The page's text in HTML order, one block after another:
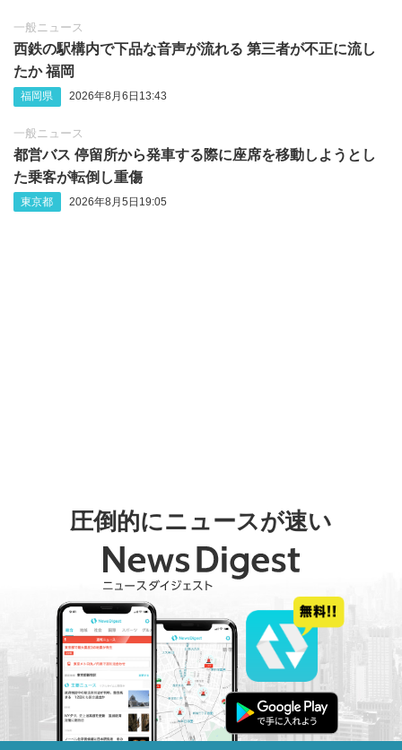
一般ニュース
西鉄の駅構内で下品な音声が流れる 第三者が不正に流し
たか 福岡
福岡県 2026年8月6日13:43
一般ニュース
都営バス 停留所から発車する際に座席を移動しようとし
た乗客が転倒し重傷
東京都 2026年8月5日19:05
圧倒的にニュースが速い